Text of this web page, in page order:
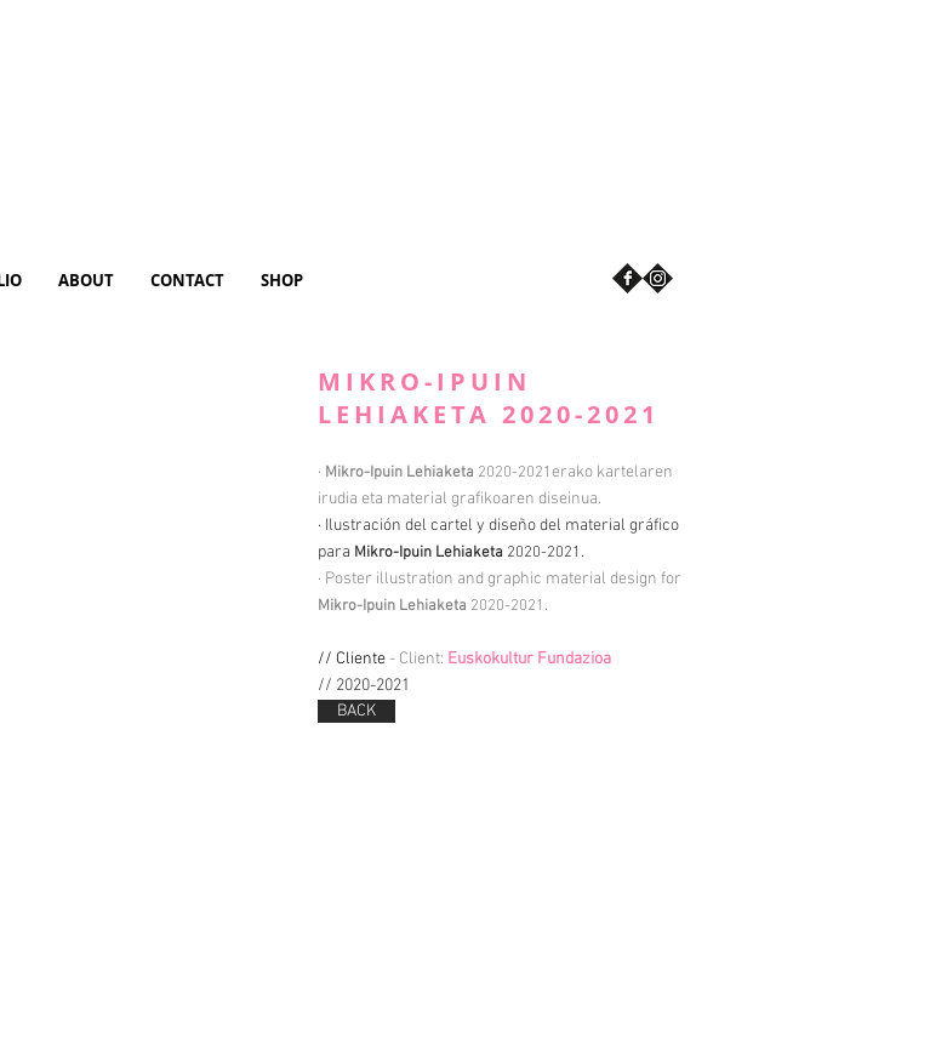
ABOUT CONTACT SHOP
MIKRO-IPUIN
LEHIAKETA 2020-2021
· Mikro-Ipuin Lehiaketa 2020-2021 erako kartelaren
irudia eta material grafikoaren diseinua.
· Ilustración del cartel y diseño del material gráfico
para Mikro-Ipuin Lehiaketa 2020-2021 .
· Poster illustration and graphic material design for
Mikro-Ipuin Lehiaketa 2020-2021 .
// Cliente - Client: Euskokultur Fundazioa
// 2020-2021
BACK